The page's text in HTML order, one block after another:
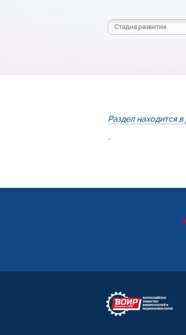
Стадия развития
Раздел находится
...